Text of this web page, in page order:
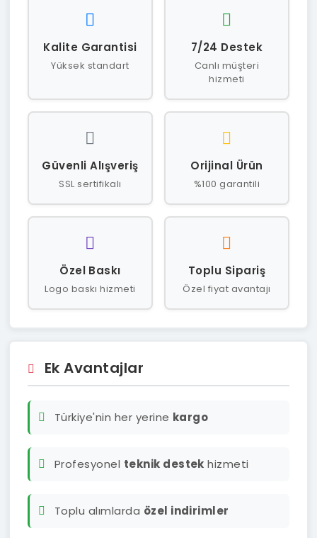
Kalite Garantisi
Yüksek standart
7/24 Destek
Canlı müşteri
hizmeti
Güvenli Alışveriş
SSL sertifikalı
Orijinal Ürün
%100 garantili
Özel Baskı
Logo baskı hizmeti
Toplu Sipariş
Özel fiyat avantajı
Ek Avantajlar
Türkiye'nin her yerine kargo
Profesyonel teknik destek hizmeti
Toplu alımlarda özel indirimler